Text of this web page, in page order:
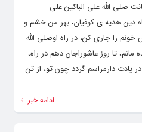
صلی الله علی الباکین علی
دین هدیه ی کوفیان، بهر من خشم و
را جاری کن، در راه اوصلی الله
تا روز عاشوراجان دهم در راه،
یادت دارمراسم گردد چون تو، از تن
ادامه خبر